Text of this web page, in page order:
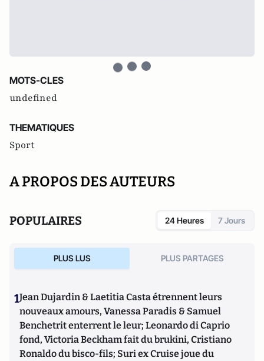
MOTS-CLES
undefined
THEMATIQUES
Sport
A PROPOS DES AUTEURS
POPULAIRES 24 Heures 7 Jours
PLUS LUS PLUS PARTAGES
1Jean Dujardin & Laetitia Casta étrennent leurs
nouveaux amours, Vanessa Paradis & Samuel
Benchetrit enterrent le leur; Leonardo di Caprio
fond, Victoria Beckham fait du brukini, Cristiano
Ronaldo du bisco-fils; Suri ex Cruise joue du